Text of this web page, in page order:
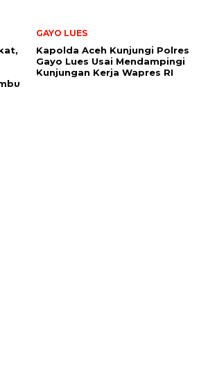
GAYO LUES
Kapolda Aceh Kunjungi Polres
Gayo Lues Usai Mendampingi
Kunjungan Kerja Wapres RI